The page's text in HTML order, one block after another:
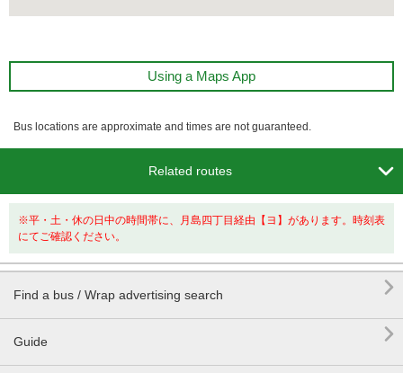
Using a Maps App
Bus locations are approximate and times are not guaranteed.
Related routes 
※平・土・休の日中の時間帯に、月島四丁目経由【ヨ】があります。時刻表
にてご確認ください。
Find a bus / Wrap advertising search 
Guide
